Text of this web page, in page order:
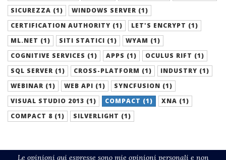
SICUREZZA (1)
WINDOWS SERVER (1)
CERTIFICATION AUTHORITY (1)
LET'S ENCRYPT (1)
ML.NET (1)
SITI STATICI (1)
WYAM (1)
COGNITIVE SERVICES (1)
APPS (1)
OCULUS RIFT (1)
SQL SERVER (1)
CROSS-PLATFORM (1)
INDUSTRY (1)
WEBINAR (1)
WEB API (1)
SYNCFUSION (1)
VISUAL STUDIO 2013 (1)
COMPACT (1)
XNA (1)
COMPACT 8 (1)
SILVERLIGHT (1)
Le opinioni qui espresse sono mie opinioni personali e non